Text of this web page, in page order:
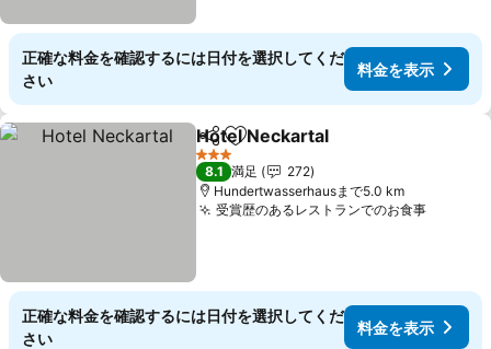
正確な料金を確認するには日付を選択してくだ
さい
料金を表示
シェアお気に入りに追加
Hotel Neckartal
3 ホテルのランク
8.1 満足
272
Hundertwasserhausまで5.0 km
受賞歴のあるレストランでのお食事料金を
正確な料金を確認するには日付を選択してくだ
さい
料金を表示